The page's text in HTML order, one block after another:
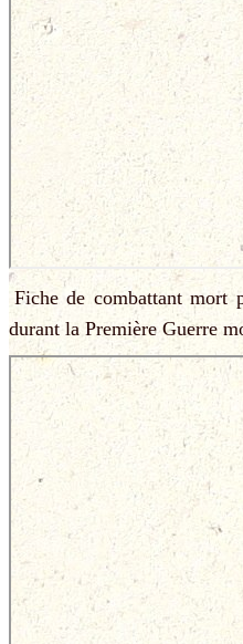
Fiche de combattant mort
durant la Première Guerre